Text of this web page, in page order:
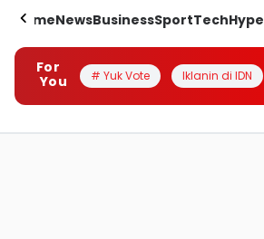
HomeNewsBusinessSportTechHype
For
You
# Yuk Vote Iklanin di IDN